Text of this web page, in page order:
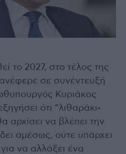
το 2027, στο τέλος της
σε συνέντευξή
Κυριάκος
ότι “λιθαράκι-
αρχίσει να βλέπει την
αμέσως, ούτε υπάρχει
να αλλάξει ένα